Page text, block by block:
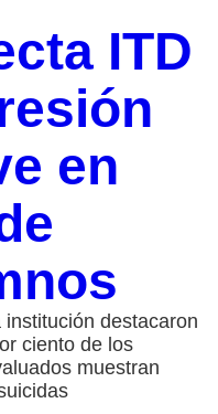
ITD
en
institución destacaron
ciento de los
muestran